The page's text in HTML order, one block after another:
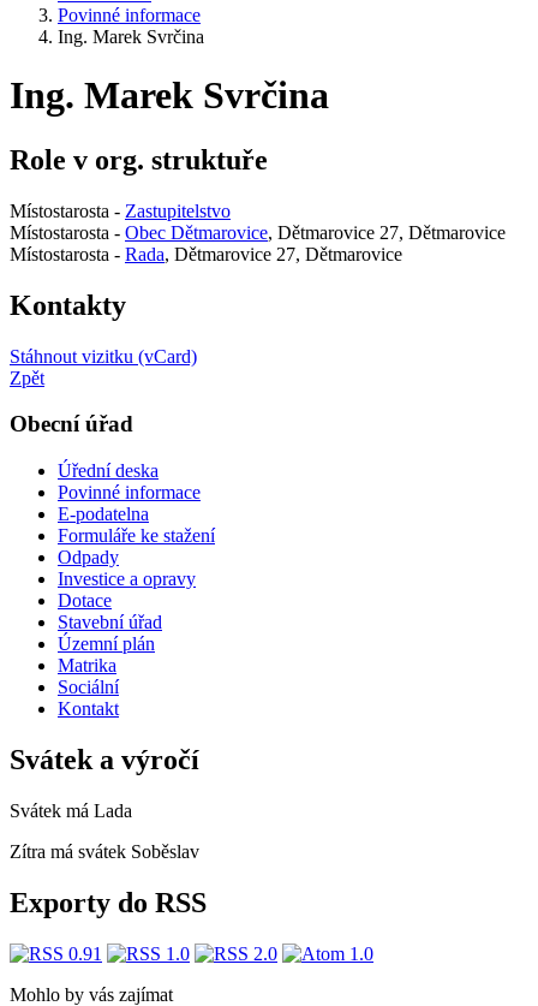
Povinné informace
Ing. Marek Svrčina
Ing. Marek Svrčina
Role v org. struktuře
Místostarosta - Zastupitelstvo
Místostarosta - Obec Dětmarovice, Dětmarovice 27, Dětmarovice
Místostarosta - Rada, Dětmarovice 27, Dětmarovice
Kontakty
Stáhnout vizitku (vCard)
Zpět
Obecní úřad
Úřední deska
Povinné informace
E-podatelna
Formuláře ke stažení
Odpady
Investice a opravy
Dotace
Stavební úřad
Územní plán
Matrika
Sociální
Kontakt
Svátek a výročí
Svátek má Lada
Zítra má svátek Soběslav
Exporty do RSS
Mohlo by vás zajímat